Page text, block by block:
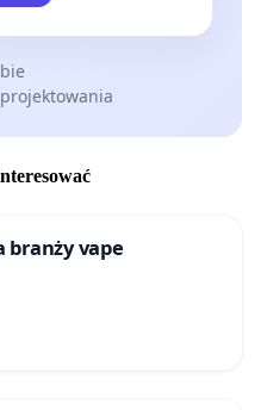
a przede wszystkim
do września 2024 r.
Radiu Kraków. Jego
m.in. na łamach
branży vape